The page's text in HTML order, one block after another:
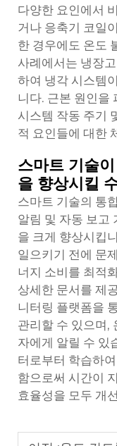
다양한 요인에서
거나 응축기 코일
한 경우에도 온도
사례에서는 냉장
하여 냉각 시스템
니다. 근본 원인을
시스템 작동 주기
적 요인들에 대한
스마트 기술
을 향상시킬
스마트 기술의 통
알림 및 자동 보고
을 크게 향상시킵
일으키기 전에 문
너지 소비를 최적
상세한 문서를 제
니터링 플랫폼을
관리할 수 있으며,
자에게 알릴 수 있
터로부터 학습하
함으로써 시간이
효율성을 모두 개